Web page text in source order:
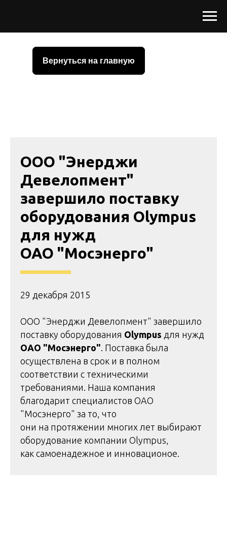
Вернуться на главную
ООО "Энерджи
Девелопмент"
завершило поставку
оборудования Olympus
для нужд
ОАО "Мосэнерго"
29 декабря 2015
ООО "Энерджи Девелопмент" завершило
поставку оборудования Olympus для нужд
ОАО "Мосэнерго". Поставка была
осуществлена в срок и в полном
соответствии с техническими
требованиями. Наша компания
благодарит специалистов ОАО
"Мосэнерго" за то, что
они на протяжении многих лет выбирают
оборудование компании Olympus,
как самоенадежное и инновационое.